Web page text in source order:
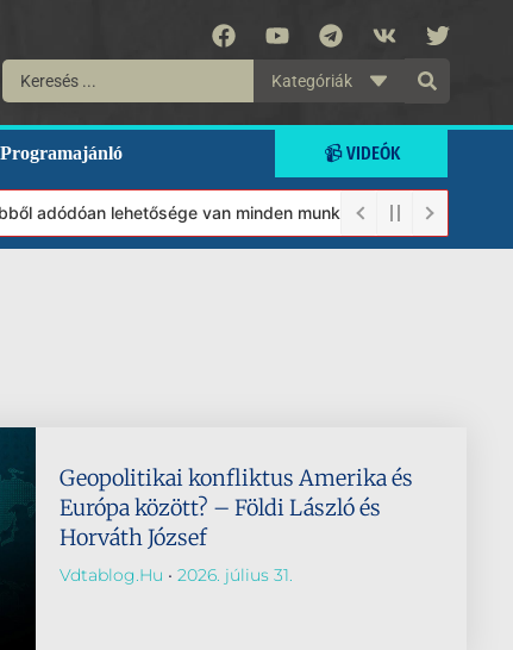
Kategóriák
Programajánló 📹 VIDEÓK
lehetősége van minden munkánkat segíteni
Geopolitikai konfliktus Amerika és
Európa között? – Földi László és
Horváth József
Vdtablog.hu 2026. július 31.